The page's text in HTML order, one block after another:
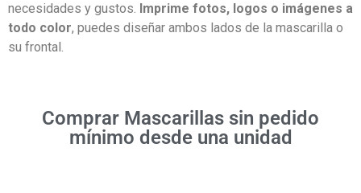
necesidades y gustos. Imprime fotos, logos o imágenes a
todo color, puedes diseñar ambos lados de la mascarilla o
su frontal.
Comprar Mascarillas sin pedido
mínimo desde una unidad